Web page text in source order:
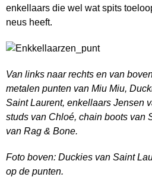
enkellaars die wel wat spits
neus heeft.
Van links naar rechts en van
metalen punten van Miu Miu,
Saint Laurent, enkellaars Jensen
studs van Chloé, chain boots van
van Rag & Bone.
Foto boven: Duckies van Saint
op de punten.